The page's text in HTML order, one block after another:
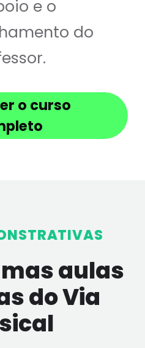
e o
do
o curso
aulas
do Via